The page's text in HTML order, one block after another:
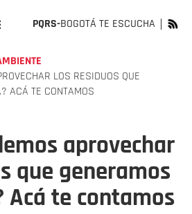
PQRS-BOGOTÁ TE ESCUCHA
LOS RESIDUOS QUE
ACÁ TE CONTAMOS
aprovechar
que generamos
Acá te contamos